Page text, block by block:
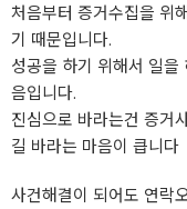
처음부터 증거수집을 위
기 때문입니다.
성공을 하기 위해서 일
음입니다.
진심으로 바라는건 증거
길 바라는 마음이 큽니다
사건해결이 되어도 연락